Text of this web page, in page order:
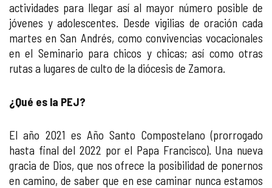
actividades para llegar así al mayor número posible de
jóvenes y adolescentes. Desde vigilias de oración cada
martes en San Andrés, como convivencias vocacionales
en el Seminario para chicos y chicas; así como otras
rutas a lugares de culto de la diócesis de Zamora.
¿Qué es la PEJ?
El año 2021 es Año Santo Compostelano (prorrogado
hasta final del 2022 por el Papa Francisco). Una nueva
gracia de Dios, que nos ofrece la posibilidad de ponernos
en camino, de saber que en ese caminar nunca estamos